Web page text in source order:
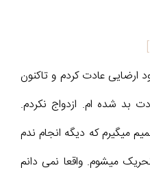
]
ارضایی عادت کردم و تاکنون
بد شده ام. ازدواج نکردم.
میگیرم که دیگه انجام ندم
میشوم. واقعا نمی دانم